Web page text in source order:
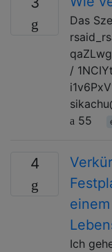
Das
/
55
4
Ich